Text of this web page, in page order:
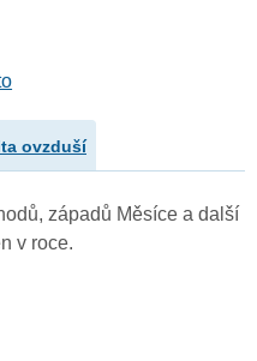
ovzduší
západů Měsíce a další
v roce.